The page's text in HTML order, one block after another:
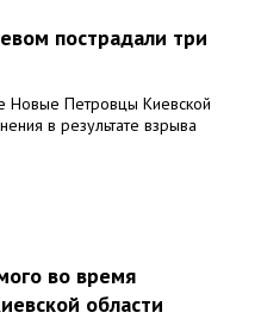
пострадали три
Новые Петровцы Киевской
в результате взрыва
во время
области